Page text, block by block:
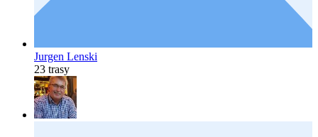
Jurgen Lenski
23 trasy